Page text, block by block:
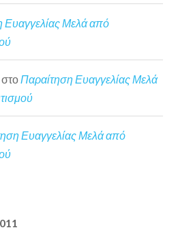
Ευαγγελίας Μελά από
στο Παραίτηση Ευαγγελίας Μελά
Ευαγγελίας Μελά από